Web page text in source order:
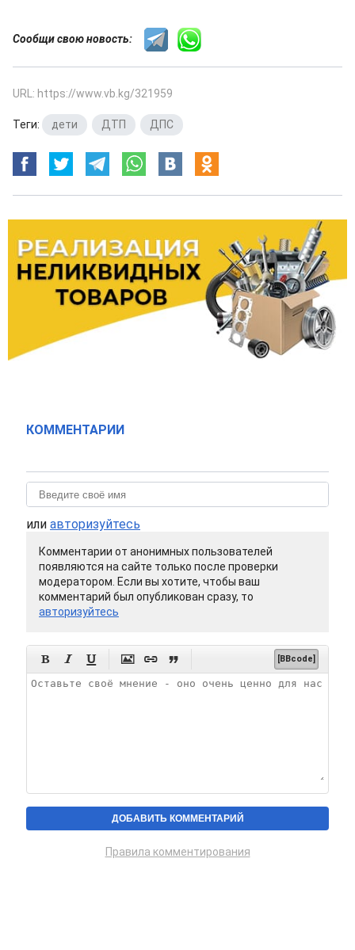
Сообщи свою новость:
URL: https://www.vb.kg/321959
Теги: дети ДТП ДПС
КОММЕНТАРИИ
или авторизуйтесь
Комментарии от анонимных пользователей
появляются на сайте только после проверки
модератором. Если вы хотите, чтобы ваш
комментарий был опубликован сразу, то
авторизуйтесь
      [BBcode]
Правила комментирования